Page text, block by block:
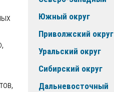
Южный округ
Приволжский округ
Уральский округ
Сибирский округ
Дальневосточный